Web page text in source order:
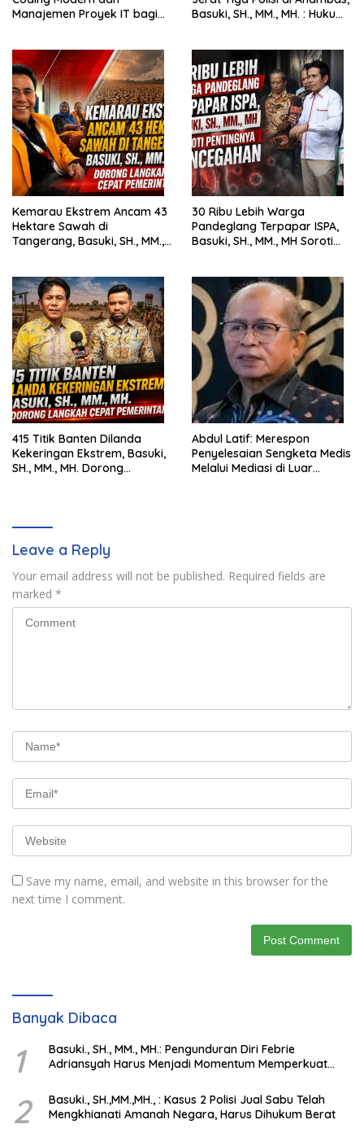
Manajemen Proyek IT bagi
Basuki, SH., MM., MH. : Hukum
Kemarau Ekstrem Ancam 43
Hektare Sawah di
Tangerang, Basuki, SH., MM.,
30 Ribu Lebih Warga
Pandeglang Terpapar ISPA,
Basuki, SH., MM., MH Soroti
415 Titik Banten Dilanda
Kekeringan Ekstrem, Basuki,
SH., MM., MH. Dorong
Abdul Latif: Merespon
Penyelesaian Sengketa Medis
Melalui Mediasi di Luar
Leave a Reply
Your email address will not be published. Required fields are
marked *
Save my name, email, and website in this browser for the
next time I comment.
Banyak Dibaca
1
Basuki., SH., MM., MH.: Pengunduran Diri Febrie
Adriansyah Harus Menjadi Momentum Memperkuat
2
Basuki., SH.,MM.,MH., : Kasus 2 Polisi Jual Sabu Telah
Mengkhianati Amanah Negara, Harus Dihukum Berat